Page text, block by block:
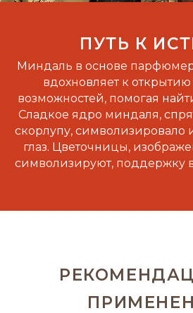
ПУТЬ К
Миндаль в основе
вдохновляет к
возможностей, помогая
Сладкое ядро миндаля,
скорлупу, символизировало
глаз. Цветочницы,
символизируют, поддержку